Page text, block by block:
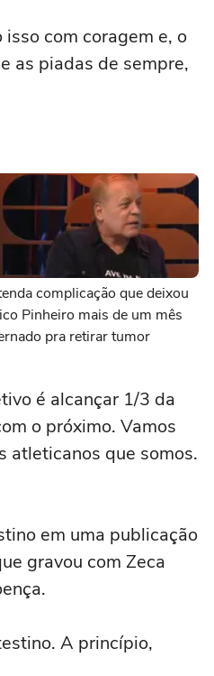
com coragem e, o
as piadas de sempre,
complicação que deixou
Pinheiro mais de um mês
pra retirar tumor
é alcançar 1/3 da
o próximo. Vamos
atleticanos que somos.
em uma publicação
gravou com Zeca
A princípio,